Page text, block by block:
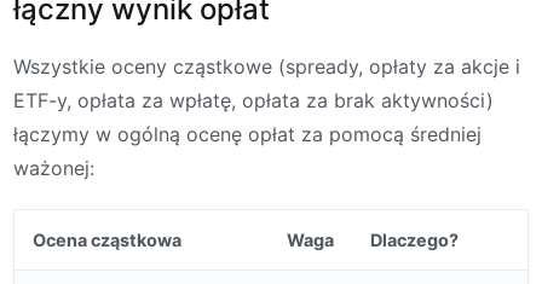
łączny wynik opłat
Wszystkie oceny cząstkowe (spready, opłaty za akcje i
ETF-y, opłata za wpłatę, opłata za brak aktywności)
łączymy w ogólną ocenę opłat za pomocą średniej
ważonej:
Ocena cząstkowa Waga Dlaczego?